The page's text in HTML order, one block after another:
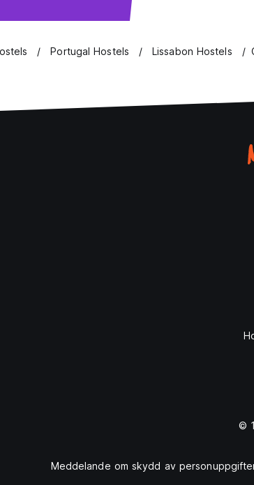
Portugal Hostels Lissabon Hostels
©
Meddelande om skydd av